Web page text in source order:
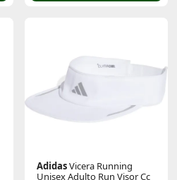
AdidasVicera Running
Unisex Adulto Run Visor Cc